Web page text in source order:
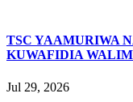
TSC YAAMURIWA
KUWAFIDIA
Jul 29, 2026